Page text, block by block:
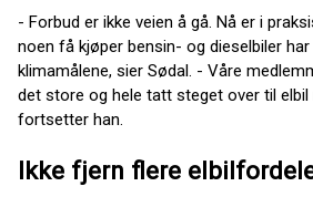
- Forbud er ikke veien å gå. Nå er i
noen få kjøper bensin- og dieselbiler
klimamålene, sier Sødal. - Våre
det store og hele tatt steget over til elbil
fortsetter han.
Ikke fjern flere